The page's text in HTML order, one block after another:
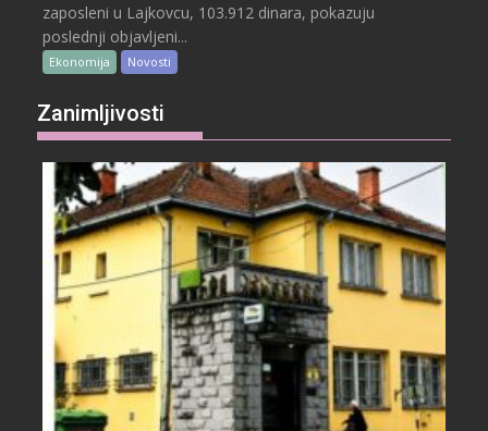
zaposleni u Lajkovcu, 103.912 dinara, pokazuju
poslednji objavljeni...
Ekonomija Novosti
Zanimljivosti